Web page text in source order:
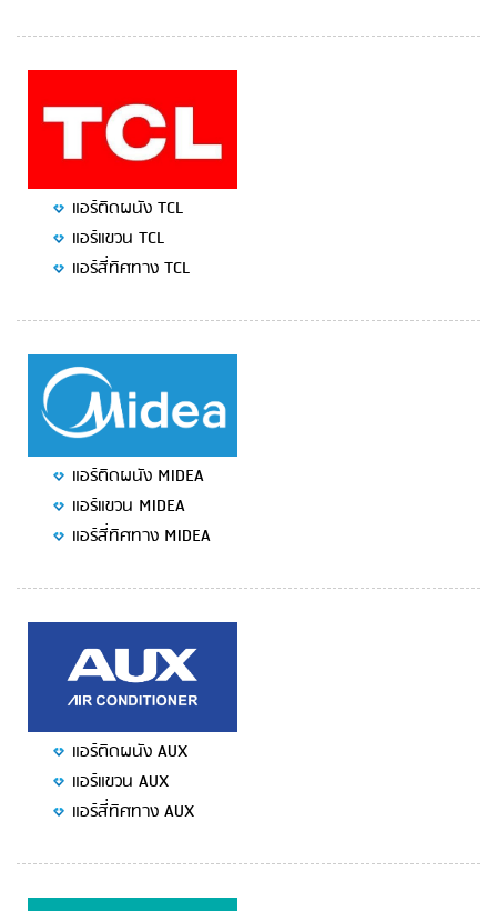
แอร์ติดผนัง TCL
แอร์แขวน TCL
แอร์สี่ทิศทาง TCL
แอร์ติดผนัง MIDEA
แอร์แขวน MIDEA
แอร์สี่ทิศทาง MIDEA
แอร์ติดผนัง AUX
แอร์แขวน AUX
แอร์สี่ทิศทาง AUX